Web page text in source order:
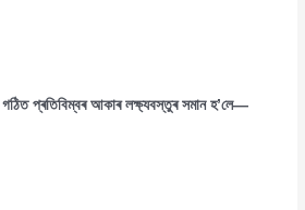
প্ৰতিবিম্বৰ আকাৰ লক্ষ্যবস্তুৰ সমান হ’লে—